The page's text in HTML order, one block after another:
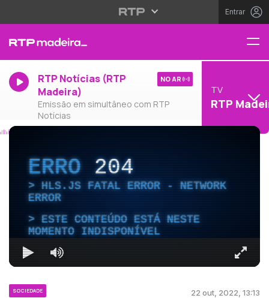
Entrar
RTP Notícias (RTP
Madeira)
Emissão em simultâneo com RTP
Notícias
NO AR
TV
RTP
ERRO204
HLS.JS FATAL ERROR - NETWORK
ERROR
ESTE CONTEÚDO ESTÁ NESTE
MOMENTO INDISPONÍVEL
SOCIEDADE 22 out, 2022, 13:13